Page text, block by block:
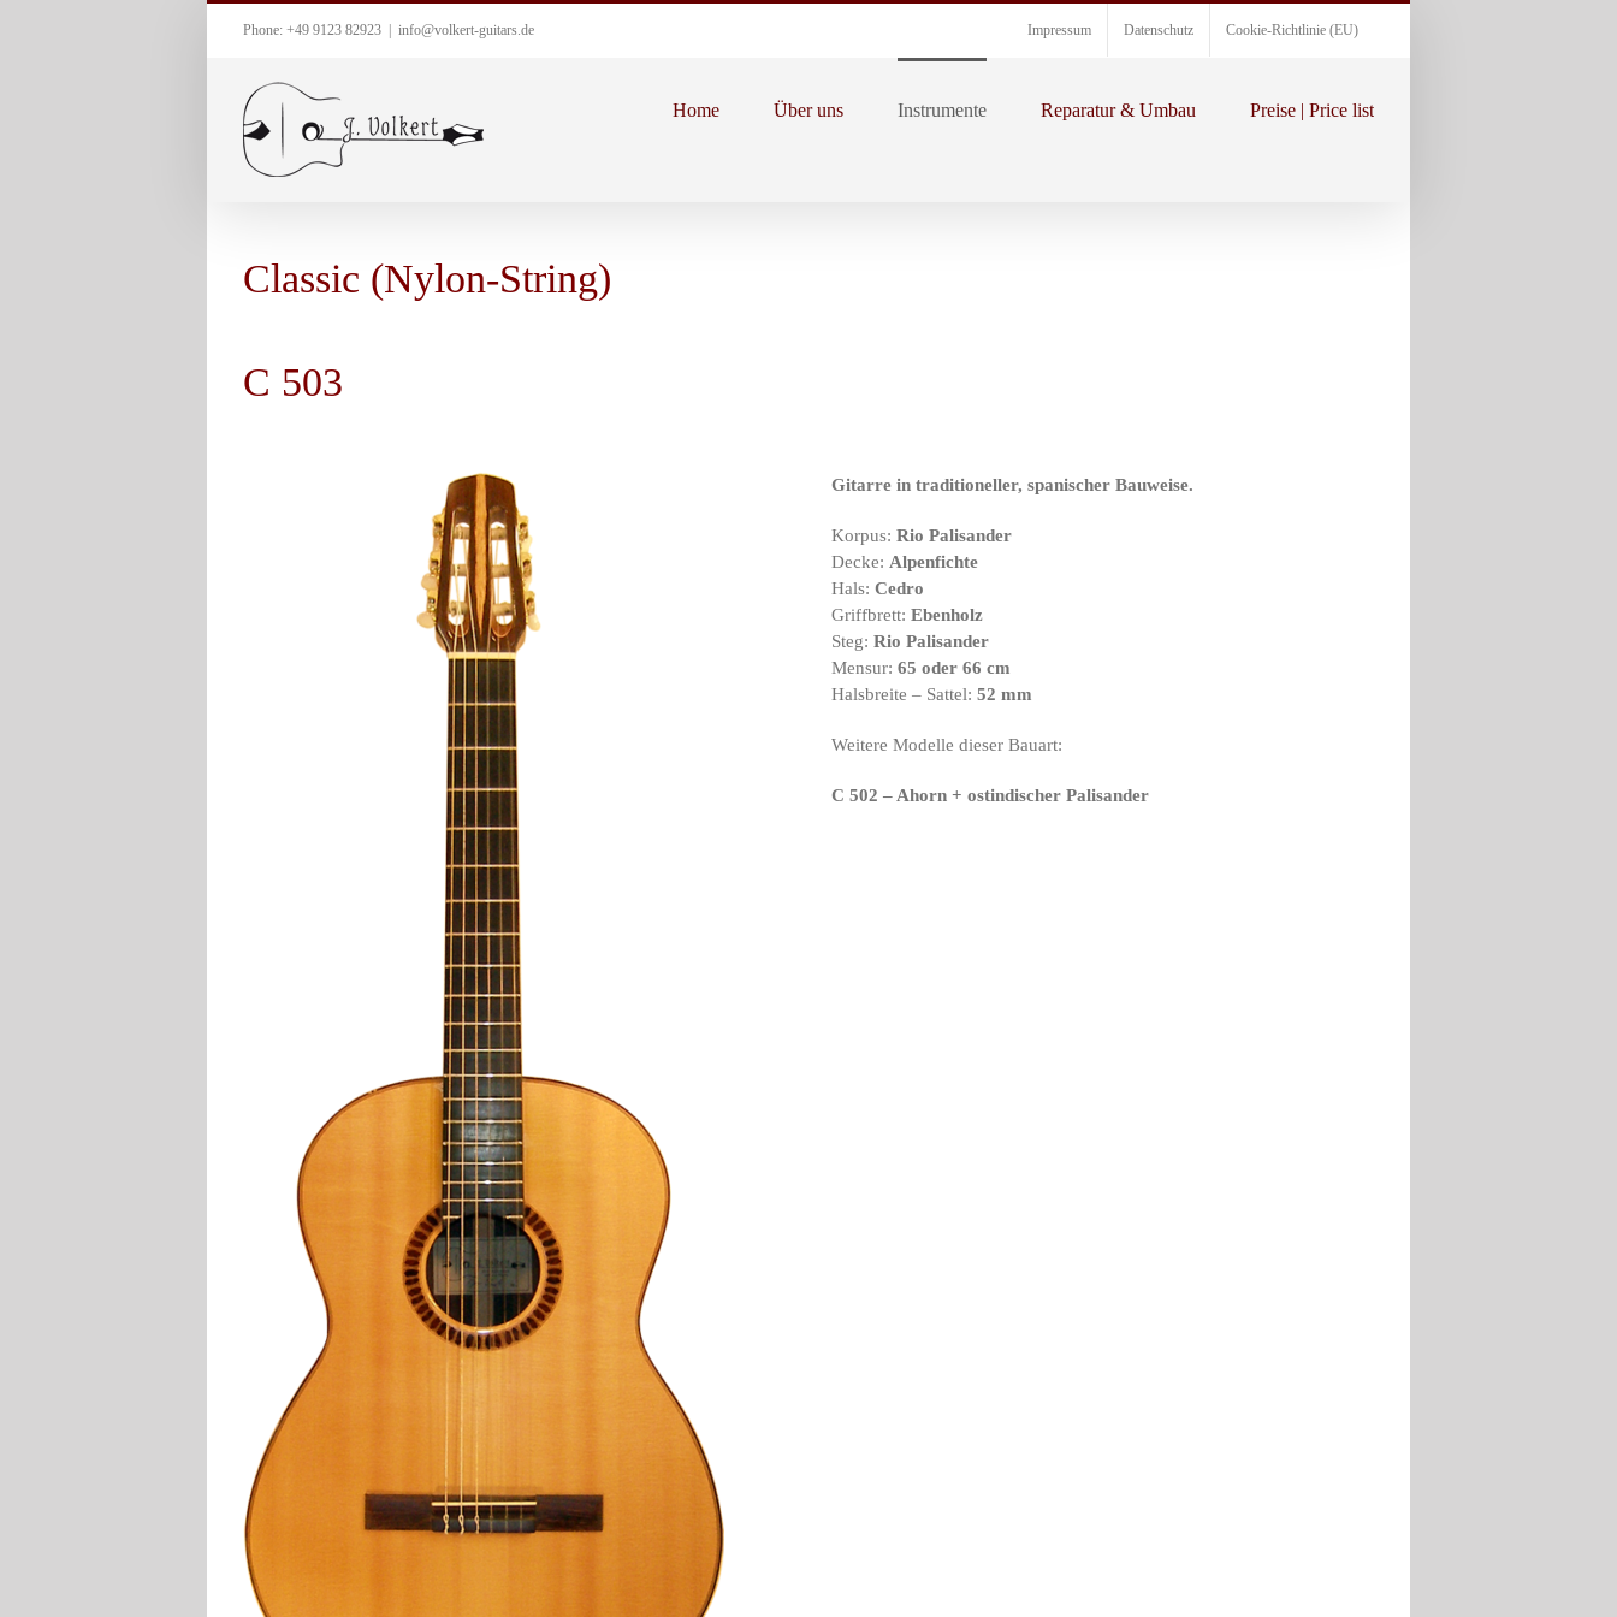
Phone: +49 9123 82923 info@volkert-guitars.de Impressum Datenschutz Cookie-Richtlinie (EU)
Home Über uns Instrumente Reparatur & Umbau Preise | Price list
Classic (Nylon-String)
C 503
Gitarre in traditioneller, spanischer Bauweise.
Korpus: Rio Palisander
Decke: Alpenfichte
Hals: Cedro
Griffbrett: Ebenholz
Steg: Rio Palisander
Mensur: 65 oder 66 cm
Halsbreite – Sattel: 52 mm
Weitere Modelle dieser Bauart:
C 502 – Ahorn + ostindischer Palisander